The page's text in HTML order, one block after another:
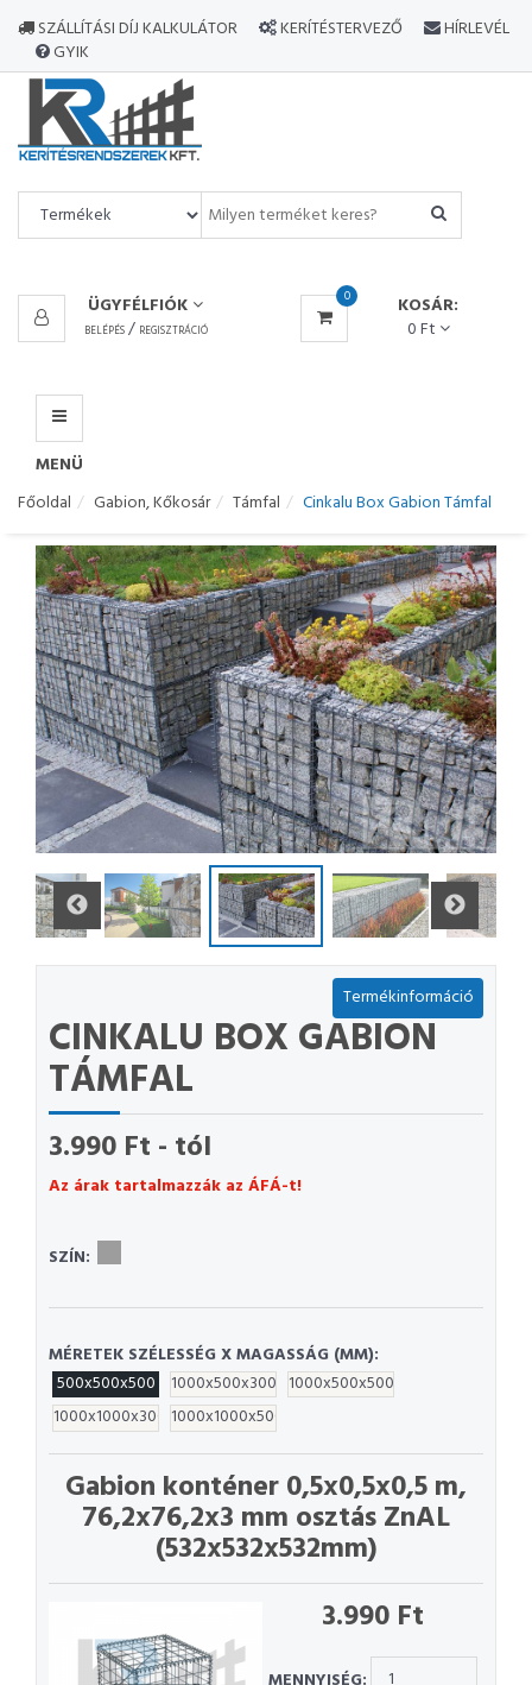
SZÁLLÍTÁSI DÍJ KALKULÁTOR KERÍTÉSTERVEZŐ
HÍRLEVÉL
GYIK
ÜGYFÉLFIÓK
BELÉPÉS/ REGISZTRÁCIÓ
0
KOSÁR:
0 Ft
MENÜ
MINDEN
TERMÉK
MENÜ
Főoldal Gabion, Kőkosár Támfal Cinkalu Box Gabion Támfal
Termékinformáció
CINKALU BOX GABION
TÁMFAL
3.990 Ft - tól
Az árak tartalmazzák az ÁFÁ-t!
SZÍN:
MÉRETEK SZÉLESSÉG X MAGASSÁG (MM):
500x500x500
1000x500x300 1000x500x500
1000x1000x300
1000x1000x500
Gabion konténer 0,5x0,5x0,5 m,
76,2x76,2x3 mm osztás ZnAL
(532x532x532mm)
3.990 Ft